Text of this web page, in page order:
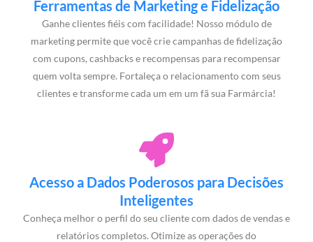
Ferramentas de Marketing e Fidelização
Ganhe clientes fiéis com facilidade! Nosso módulo de
marketing permite que você crie campanhas de fidelização
com cupons, cashbacks e recompensas para recompensar
quem volta sempre. Fortaleça o relacionamento com seus
clientes e transforme cada um em um fã sua Farmárcia!
Acesso a Dados Poderosos para Decisões
Inteligentes
Conheça melhor o perfil do seu cliente com dados de vendas e
relatórios completos. Otimize as operações do